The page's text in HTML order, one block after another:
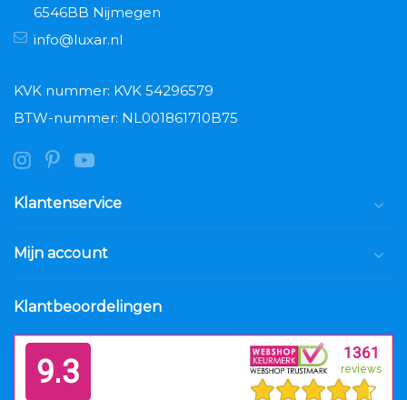
6546BB Nijmegen
info@luxar.nl
KVK nummer: KVK 54296579
BTW-nummer: NL001861710B75
Klantenservice
Mijn account
Klantbeoordelingen